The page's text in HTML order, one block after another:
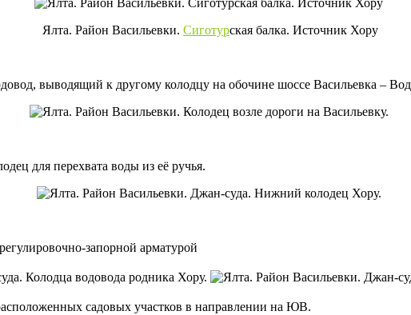
Ялта. Район Васильевки. Сиготурская балка. Источник Хору
выводящий к другому колодцу на обочине шоссе Васильевка –
для перехвата воды из её ручья.
запорной арматурой
садовых участков в направлении на ЮВ.